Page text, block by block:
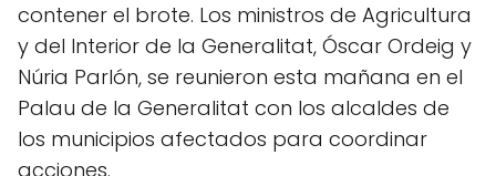
contener el brote. Los ministros de Agricultura
y del Interior de la Generalitat, Óscar Ordeig y
Núria Parlón, se reunieron esta mañana en el
Palau de la Generalitat con los alcaldes de
los municipios afectados para coordinar
acciones.